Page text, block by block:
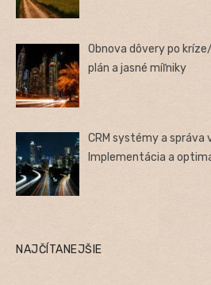
Obnova dôvery po
plán a jasné míľniky
CRM systémy a správa
Implementácia a
NAJČÍTANEJŠIE